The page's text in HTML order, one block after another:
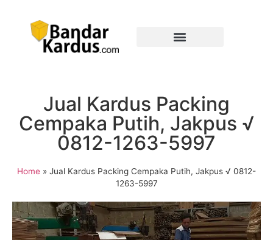
Jual Kardus Packing
Cempaka Putih, Jakpus √
0812-1263-5997
Home » Jual Kardus Packing Cempaka Putih, Jakpus √ 0812-
1263-5997